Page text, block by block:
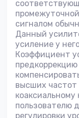
сигналом
Данный
усиление у
Коэффициент
высших
коаксиальному
пользователю
регулировки